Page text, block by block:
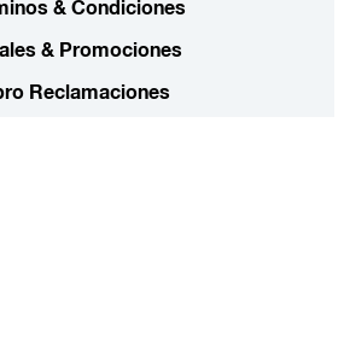
& Condiciones
& Promociones
Reclamaciones